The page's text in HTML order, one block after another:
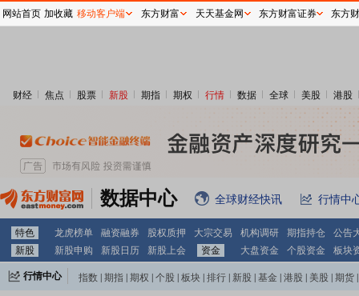
财经 焦点 股票 新股 期指 期权 行情 数据 全球 美股 港股
数据中心 全球财经快讯 行情中
特色 龙虎榜单 融资融券 股权质押 大宗交易 机构调研 期指持仓
公告
新股
新股申购 新股日历 新股上会 资金 大盘资金 个股资金 板块
行情中心 指数 期指 期权 个股 板块 排行 新股 基金 港股 美股 期货
网站首页 加收藏 移动客户端 东方财富 天天基金网 东方财富证券 东方